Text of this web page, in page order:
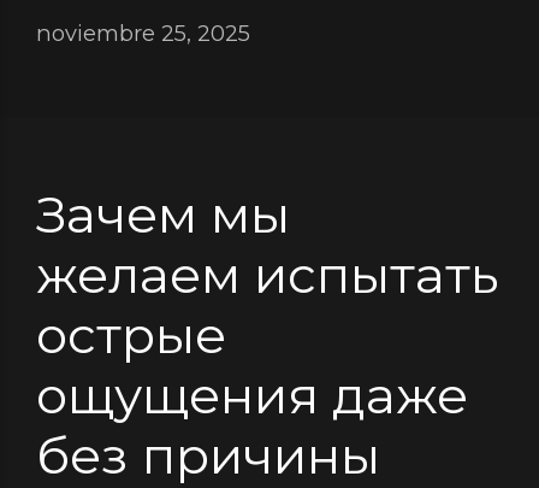
noviembre 25, 2025
Зачем мы
желаем испытать
острые
ощущения даже
без причины